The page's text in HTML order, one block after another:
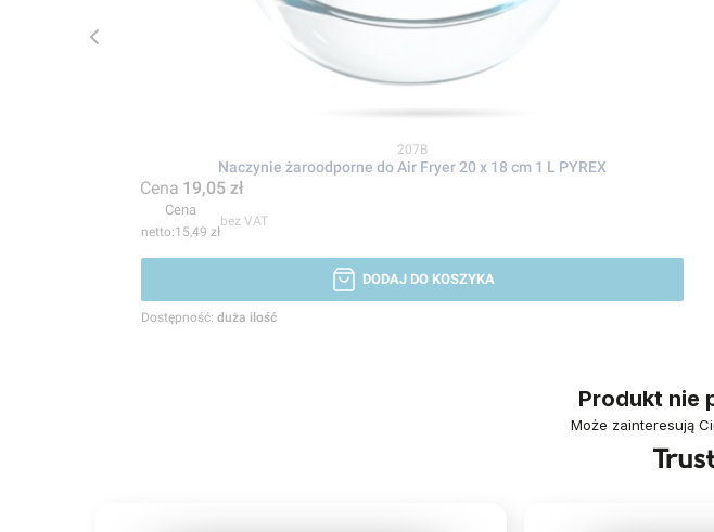
Kod produktu
207B
Naczynie żaroodporne do Air Fryer 20 x 18 cm 1 L PYREX
Cena 19,05 zł
Cena
15,49 zł
bez VAT
DODAJ DO KOSZYKA
Dostępność: duża ilość
Produkt nie
Może zainteresują